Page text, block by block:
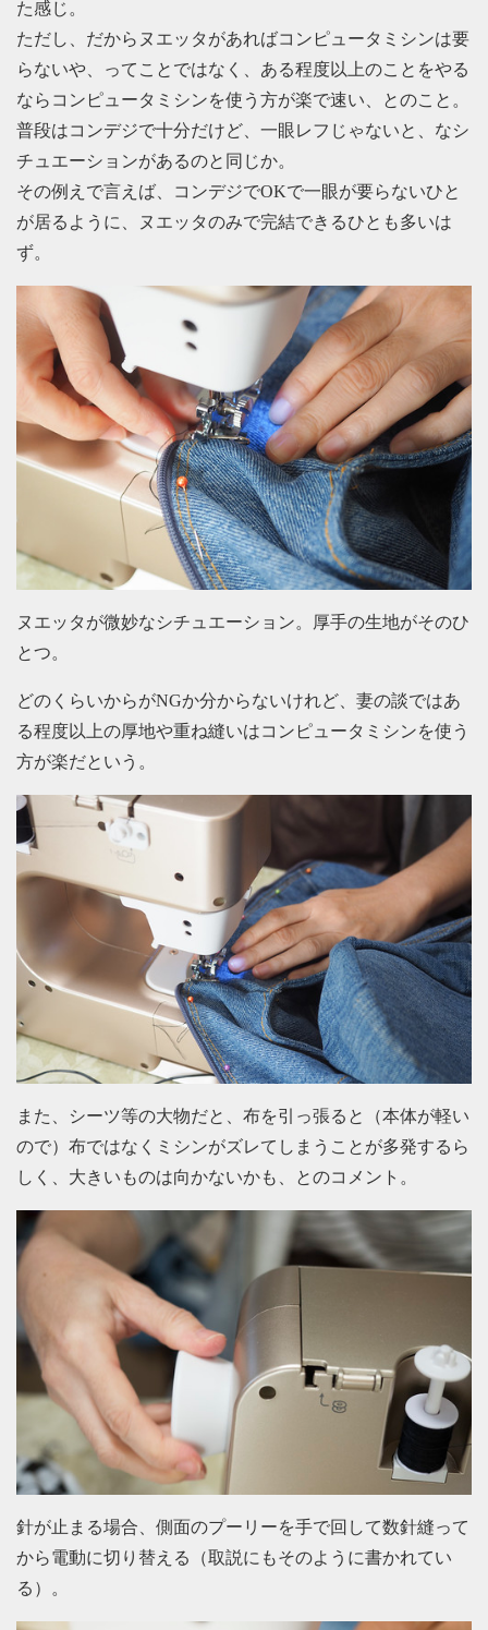
た感じ。
ただし、だからヌエッタがあればコンピュータミシンは要
らないや、ってことではなく、ある程度以上のことをやる
ならコンピュータミシンを使う方が楽で速い、とのこと。
普段はコンデジで十分だけど、一眼レフじゃないと、なシ
チュエーションがあるのと同じか。
その例えで言えば、コンデジでOKで一眼が要らないひと
が居るように、ヌエッタのみで完結できるひとも多いは
ず。
ヌエッタが微妙なシチュエーション。厚手の生地がそのひ
とつ。
どのくらいからがNGか分からないけれど、妻の談ではあ
る程度以上の厚地や重ね縫いはコンピュータミシンを使う
方が楽だという。
また、シーツ等の大物だと、布を引っ張ると（本体が軽い
ので）布ではなくミシンがズレてしまうことが多発するら
しく、大きいものは向かないかも、とのコメント。
針が止まる場合、側面のプーリーを手で回して数針縫って
から電動に切り替える（取説にもそのように書かれてい
る）。